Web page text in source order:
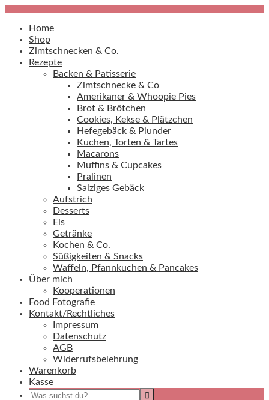
Home
Shop
Zimtschnecken & Co.
Rezepte
Backen & Patisserie
Zimtschnecke & Co
Amerikaner & Whoopie Pies
Brot & Brötchen
Cookies, Kekse & Plätzchen
Hefegebäck & Plunder
Kuchen, Torten & Tartes
Macarons
Muffins & Cupcakes
Pralinen
Salziges Gebäck
Aufstrich
Desserts
Eis
Getränke
Kochen & Co.
Süßigkeiten & Snacks
Waffeln, Pfannkuchen & Pancakes
Über mich
Kooperationen
Food Fotografie
Kontakt/Rechtliches
Impressum
Datenschutz
AGB
Widerrufsbelehrung
Warenkorb
Kasse